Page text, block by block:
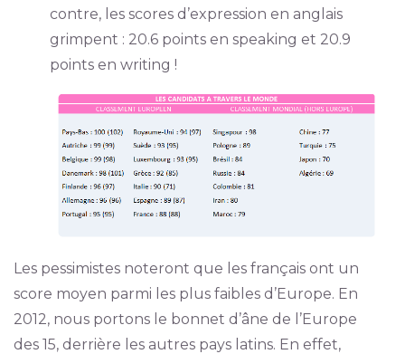
contre, les scores d’expression en anglais
grimpent : 20.6 points en speaking et 20.9
points en writing !
Les pessimistes noteront que les français ont un
score moyen parmi les plus faibles d’Europe. En
2012, nous portons le bonnet d’âne de l’Europe
des 15, derrière les autres pays latins. En effet,